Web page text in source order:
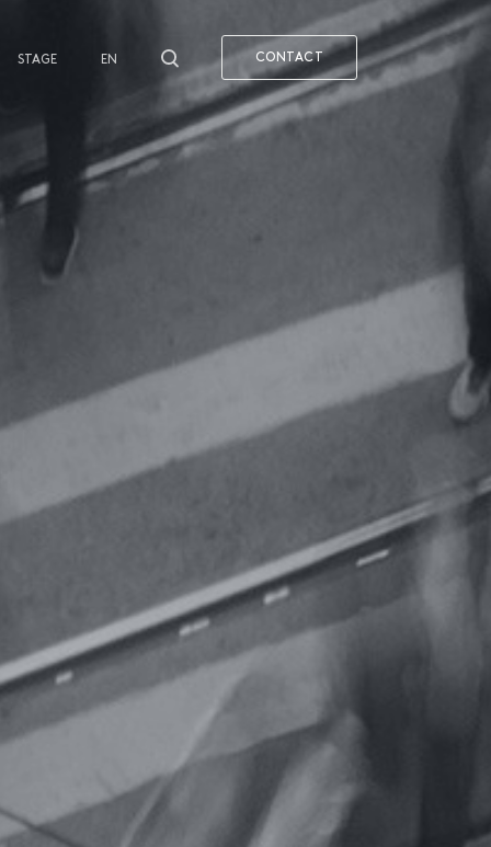
STAGE EN CONTACT